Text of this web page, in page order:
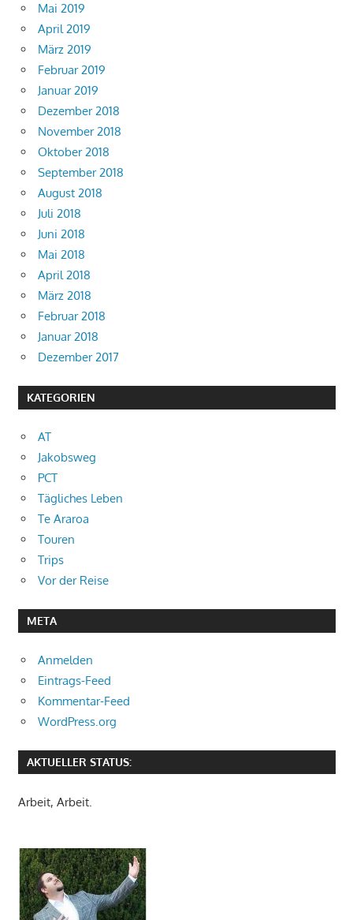
Mai 2019
April 2019
März 2019
Februar 2019
Januar 2019
Dezember 2018
November 2018
Oktober 2018
September 2018
August 2018
Juli 2018
Juni 2018
Mai 2018
April 2018
März 2018
Februar 2018
Januar 2018
Dezember 2017
KATEGORIEN
AT
Jakobsweg
PCT
Tägliches Leben
Te Araroa
Touren
Trips
Vor der Reise
META
Anmelden
Eintrags-Feed
Kommentar-Feed
WordPress.org
AKTUELLER STATUS:
Arbeit, Arbeit.